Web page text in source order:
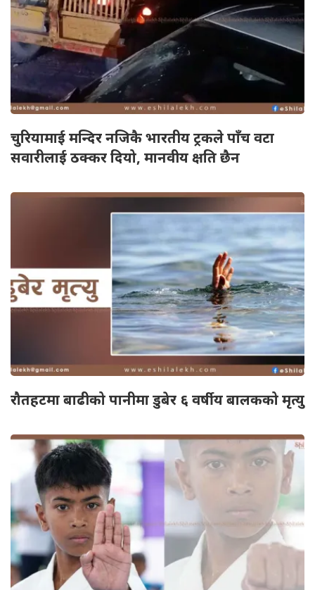
चुरियामाई मन्दिर नजिकै भारतीय ट्रकले पाँच वटा
सवारीलाई ठक्कर दियो, मानवीय क्षति छैन
रौतहटमा बाढीको पानीमा डुबेर ६ वर्षीय बालकको मृत्यु